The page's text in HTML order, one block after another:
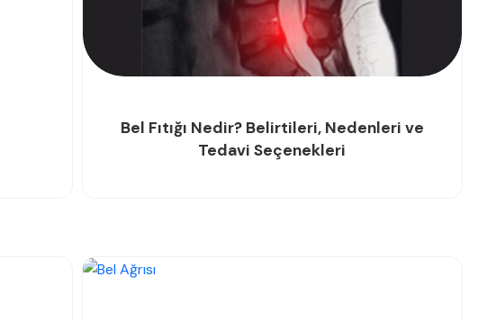
Bel Fıtığı Nedir? Belirtileri, Nedenleri ve
Tedavi Seçenekleri